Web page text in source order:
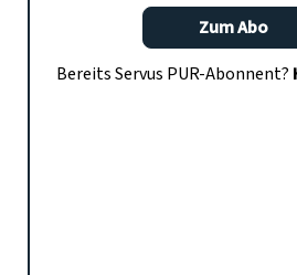
Zum Abo
Bereits Servus PUR-Abonnent?